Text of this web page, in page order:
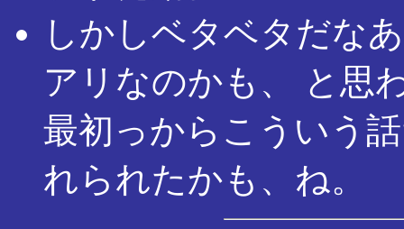
しかしベタベタだな
アリなのかも、 と思
最初っからこういう
れられたかも、ね。